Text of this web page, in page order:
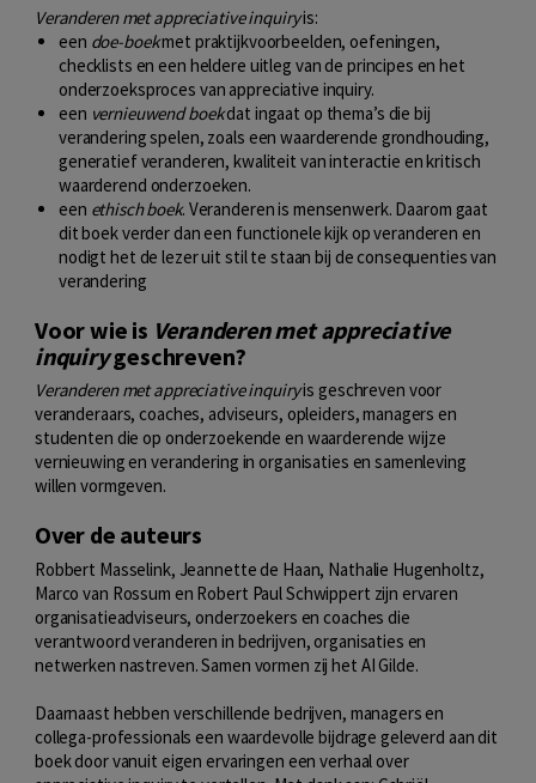
Veranderen met appreciative inquiryis:
een doe-boekmet praktijkvoorbeelden, oefeningen,
checklists en een heldere uitleg van de principes en het
onderzoeksproces van appreciative inquiry.
een vernieuwend boekdat ingaat op thema’s die bij
verandering spelen, zoals een waarderende grondhouding,
generatief veranderen, kwaliteit van interactie en kritisch
waarderend onderzoeken.
een ethisch boek. Veranderen is mensenwerk. Daarom gaat
dit boek verder dan een functionele kijk op veranderen en
nodigt het de lezer uit stil te staan bij de consequenties van
verandering
Voor wie is Veranderen met appreciative
inquirygeschreven?
Veranderen met appreciative inquiryis geschreven voor
veranderaars, coaches, adviseurs, opleiders, managers en
studenten die op onderzoekende en waarderende wijze
vernieuwing en verandering in organisaties en samenleving
willen vormgeven.
Over de auteurs
Robbert Masselink, Jeannette de Haan, Nathalie Hugenholtz,
Marco van Rossum en Robert Paul Schwippert zijn ervaren
organisatieadviseurs, onderzoekers en coaches die
verantwoord veranderen in bedrijven, organisaties en
netwerken nastreven. Samen vormen zij het AI Gilde.
Daarnaast hebben verschillende bedrijven, managers en
collega-professionals een waardevolle bijdrage geleverd aan dit
boek door vanuit eigen ervaringen een verhaal over